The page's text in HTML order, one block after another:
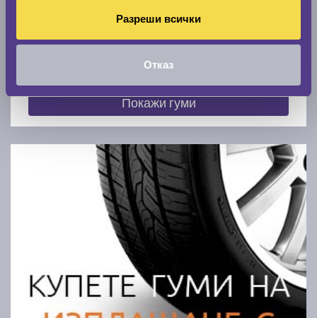
Разреши всички
Отказ
Модел
Покажи гуми